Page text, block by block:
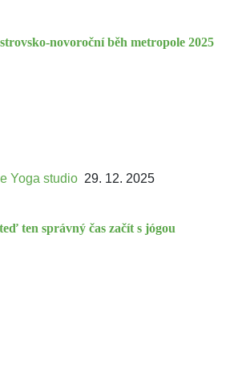
novoroční běh metropole 2025
Yoga studio 29. 12. 2025
ten správný čas začít s jógou